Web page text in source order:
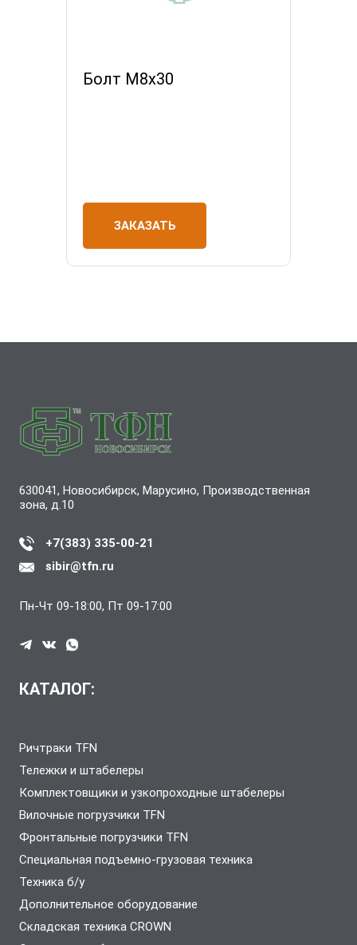
Болт М8х30
ЗАКАЗАТЬ
630041, Новосибирск, Марусино, Производственная
зона, д.10
+7(383) 335-00-21
sibir@tfn.ru
Пн-Чт 09-18:00, Пт 09-17:00
КАТАЛОГ:
Ричтраки TFN
Тележки и штабелеры
Комплектовщики и узкопроходные штабелеры
Вилочные погрузчики TFN
Фронтальные погрузчики TFN
Специальная подъемно-грузовая техника
Техника б/у
Дополнительное оборудование
Складская техника CROWN